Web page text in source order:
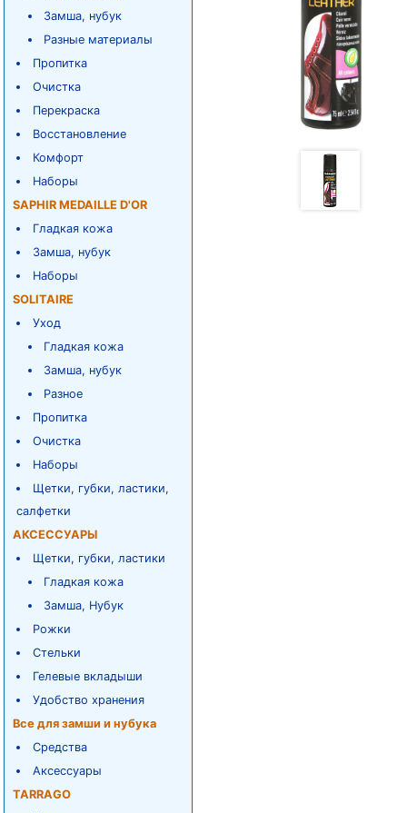
Замша, нубук
Разные материалы
Пропитка
Очистка
Перекраска
Восстановление
Комфорт
Наборы
SAPHIR MEDAILLE D'OR
Гладкая кожа
Замша, нубук
Наборы
SOLITAIRE
Уход
Гладкая кожа
Замша, нубук
Разное
Пропитка
Очистка
Наборы
Щетки, губки, ластики,
салфетки
АКСЕССУАРЫ
Щетки, губки, ластики
Гладкая кожа
Замша, Нубук
Рожки
Стельки
Гелевые вкладыши
Удобство хранения
Все для замши и нубука
Средства
Аксессуары
TARRAGO